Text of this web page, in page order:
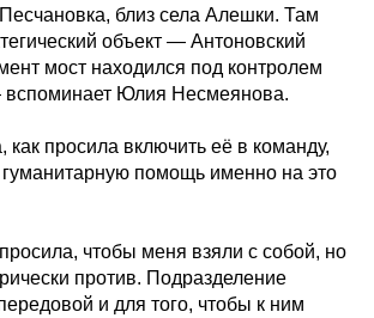
близ села Алешки. Там
объект — Антоновский
мост находился под контролем
вспоминает Юлия Несмеянова.
как просила включить её в команду,
помощь именно на это
чтобы меня взяли с собой, но
против. Подразделение
и для того, чтобы к ним